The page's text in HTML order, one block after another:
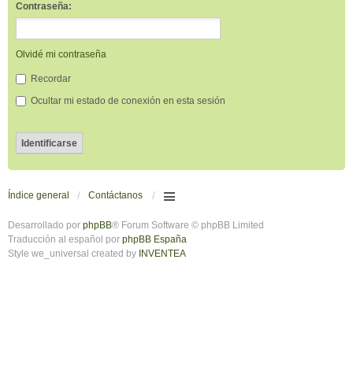
Contraseña:
Olvidé mi contraseña
Recordar
Ocultar mi estado de conexión en esta sesión
Índice general Contáctanos
Desarrollado por phpBB® Forum Software © phpBB Limited
Traducción al español por phpBB España
Style we_universal created by INVENTEA